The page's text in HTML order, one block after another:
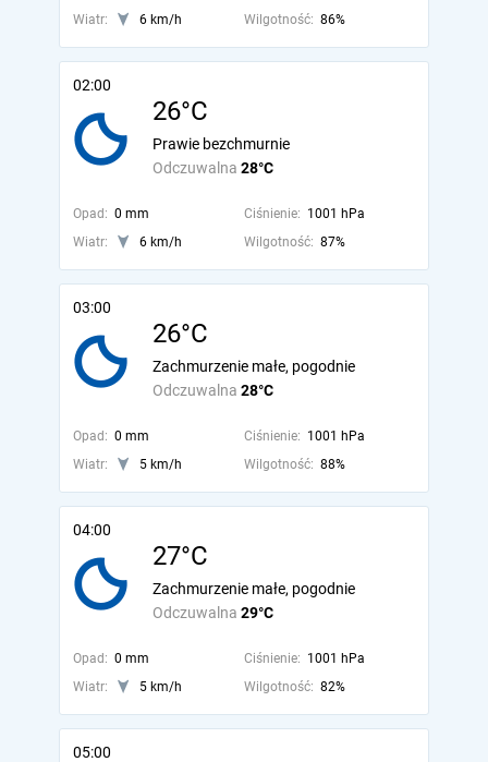
Wiatr:
6 km/h Wilgotność: 86%
02:00
26°C
Odczuwalna 28°C
Prawie bezchmurnie
Opad: 0 mm Ciśnienie: 1001 hPa
Wiatr:
6 km/h Wilgotność: 87%
03:00
26°C
Odczuwalna 28°C
Zachmurzenie małe, pogodnie
Opad: 0 mm Ciśnienie: 1001 hPa
Wiatr:
5 km/h Wilgotność: 88%
04:00
27°C
Odczuwalna 29°C
Zachmurzenie małe, pogodnie
Opad: 0 mm Ciśnienie: 1001 hPa
Wiatr:
5 km/h Wilgotność: 82%
05:00